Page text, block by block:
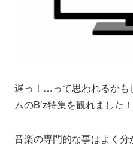
遅っ！…って思われるかも
ムのB’z特集を観れました！
音楽の専門的な事はよく